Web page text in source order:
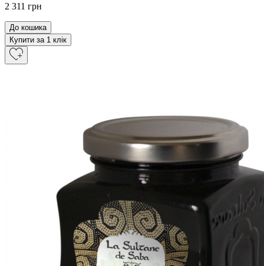
2 311 грн
До кошика
Купити за 1 клiк